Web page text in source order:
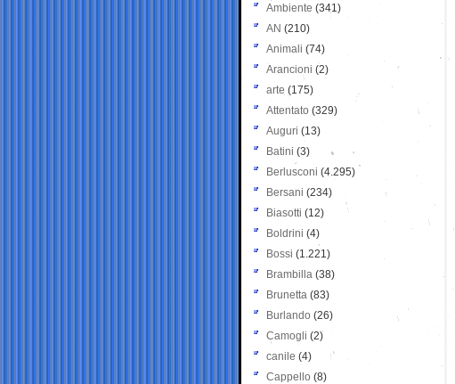
Ambiente (341)
AN (210)
Animali (74)
Arancioni (2)
arte (175)
Attentato (329)
Auguri (13)
Batini (3)
Berlusconi (4.295)
Bersani (234)
Biasotti (12)
Boldrini (4)
Bossi (1.221)
Brambilla (38)
Brunetta (83)
Burlando (26)
Camogli (2)
canile (4)
Cappello (8)